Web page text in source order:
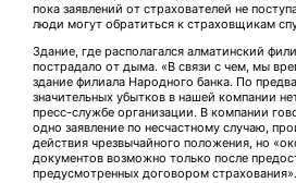
пока заявлений от страхователей не
люди могут обратиться к страховщикам
Здание, где располагался алматинский
пострадало от дыма. «В связи с чем, мы
здание филиала Народного банка. По
значительных убытков в нашей компании
пресс-службе организации. В компании
одно заявление по несчастному случаю,
действия чрезвычайного положения, но
документов возможно только после
предусмотренных договором страхования».